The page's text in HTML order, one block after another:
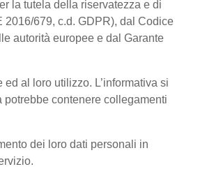
la tutela della riservatezza e di
679, c.d. GDPR), dal Codice
autorità europee e dal Garante
al loro utilizzo. L’informativa si
contenere collegamenti
dei loro dati personali in